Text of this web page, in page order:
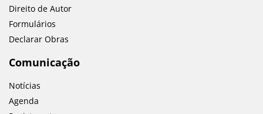
Direito de Autor
Formulários
Declarar Obras
Comunicação
Notícias
Agenda